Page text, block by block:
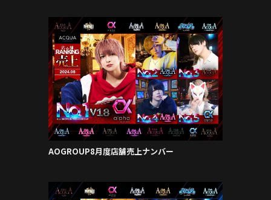
AOGROUP8月度店舗売上ナンバー